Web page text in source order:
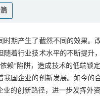
期产生了截然不同的效果。
着行业技术水平的不断提升
赖”陷阱，造成技术的低端锁定
国企业的创新发展。如今
的创新路径，进一步发挥外